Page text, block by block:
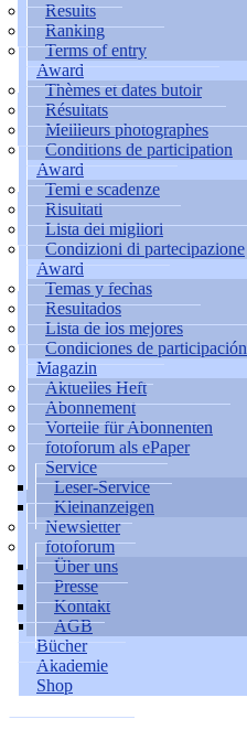
Results
Ranking
Terms of entry
Award
Thèmes et dates butoir
Résultats
Meilleurs photographes
Conditions de participation
Award
Temi e scadenze
Risultati
Lista dei migliori
Condizioni di partecipazione
Award
Temas y fechas
Resultados
Lista de los mejores
Condiciones de participación
Magazin
Aktuelles Heft
Abonnement
Vorteile für Abonnenten
fotoforum als ePaper
Service
Leser-Service
Kleinanzeigen
Newsletter
fotoforum
Über uns
Presse
Kontakt
AGB
Bücher
Akademie
Shop